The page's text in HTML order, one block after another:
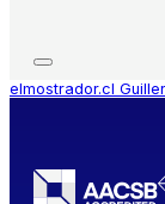
elmostrador.cl